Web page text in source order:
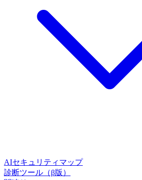
AIセキュリティマップ
診断ツール（β版）